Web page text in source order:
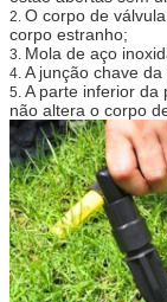
2. O corpo de
corpo estranho;
3. Mola de aço
4. A junção chave
5. A parte inferior da
não altera o corpo